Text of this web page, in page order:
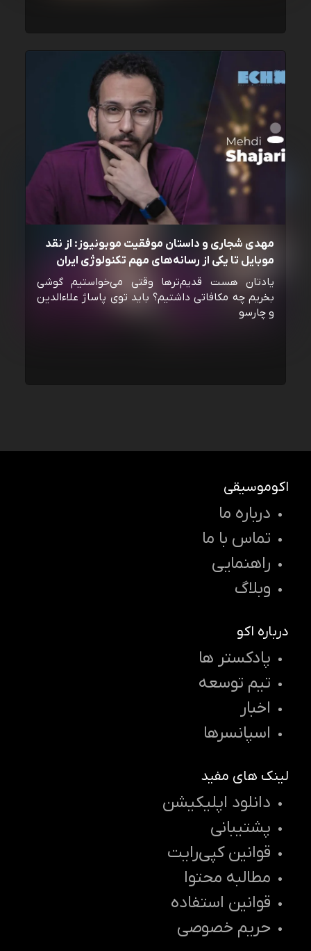
مهدی شجاری و داستان موفقیت موبونیوز: از نقد
موبایل تا یکی از رسانه‌‌های مهم تکنولوژی ایران
یادتان هست قدیم‌ترها وقتی می‌خواستیم گوشی
بخریم چه مکافاتی داشتیم؟ باید توی پاساژ علاءالدین
و چارسو
اکوموسیقی
درباره ما
تماس با ما
راهنمایی
وبلاگ
درباره اکو
پادکستر ها
تیم توسعه
اخبار
اسپانسرها
لینک های مفید
دانلود اپلیکیشن
پشتیبانی
قوانین کپی‌رایت
مطالبه محتوا
قوانین استفاده
حریم خصوصی